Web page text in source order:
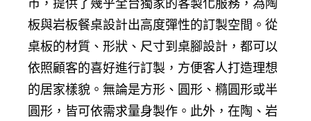
板與岩板餐桌設計出高度彈性的訂製空間。從
桌板的材質、形狀、尺寸到桌腳設計，都可以
依照顧客的喜好進行訂製，方便客人打造理想
的居家樣貌。無論是方形、圓形、橢圓形或半
圓形，皆可依需求量身製作。此外，在陶、岩